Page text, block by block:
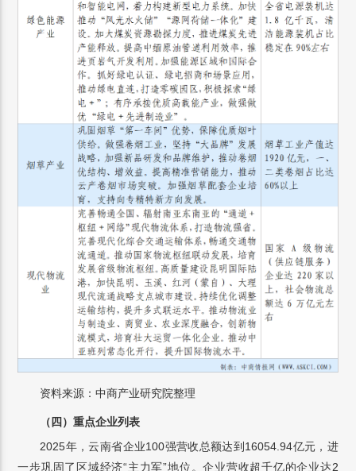
资料来源：中商产业研究院整理
（四）重点企业列表
2025年，云南省企业100强营收总额达到16054.94亿元，进
一步巩固了区域经济“主力军”地位。企业营收超千亿的企业达2